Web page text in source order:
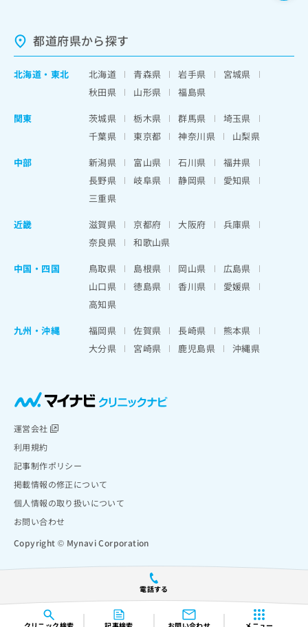
電話する
都道府県から探す
北海道 ・ 東北 北海道 青森県 岩手県
宮城県
秋田県
山形県
福島県
関東
茨城県 栃木県 群馬県
埼玉県
千葉県
東京都 神奈川県
山梨県
中部
新潟県 富山県 石川県
福井県
長野県
岐阜県 静岡県
愛知県
三重県
近畿
滋賀県 京都府 大阪府
兵庫県
奈良県
和歌山県
中国・四国
鳥取県 島根県 岡山県
広島県
山口県
徳島県 香川県
愛媛県
高知県
九州・沖縄
福岡県 佐賀県 長崎県
熊本県
大分県
宮崎県 鹿児島県 沖縄県
運営会社
利用規約
記事制作ポリシー
掲載情報の修正について
個人情報の取り扱いについて
お問い合わせ
Copyright © Mynavi Corporation